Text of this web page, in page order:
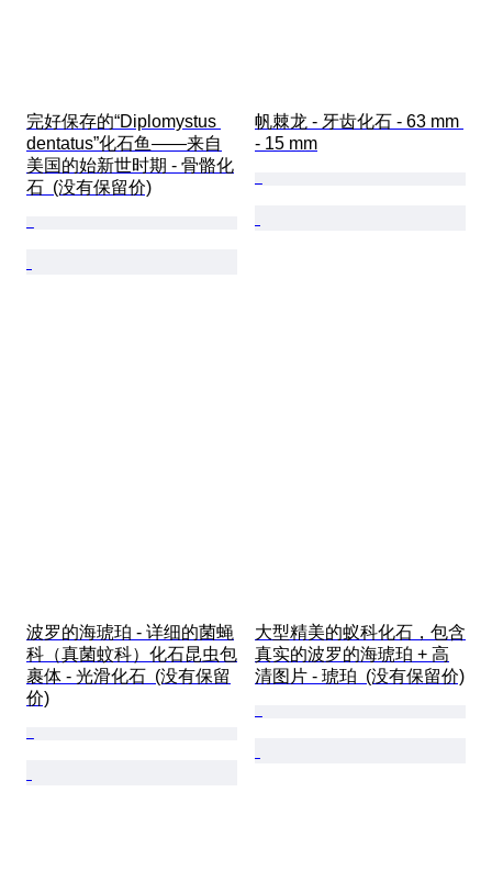
完好保存的“Diplomystus
dentatus”化石鱼——来自
美国的始新世时期 - 骨骼化
石  (没有保留价)
帆棘龙 - 牙齿化石 - 63 mm
- 15 mm
波罗的海琥珀 - 详细的菌蝇
科（真菌蚊科）化石昆虫包
裹体 - 光滑化石  (没有保留
价)
大型精美的蚁科化石，包含
真实的波罗的海琥珀 + 高
清图片 - 琥珀  (没有保留价)